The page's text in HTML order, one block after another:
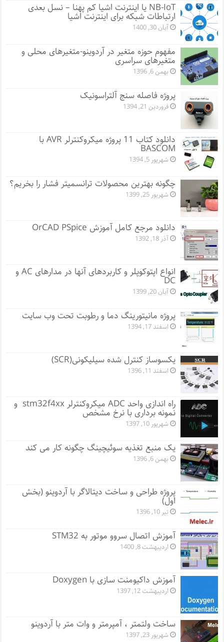
NB-IoT یا اینترنت اشیا کم پهنا – نسل بعدی
ارتباطات شبکه برای اینترنت اشیا
آبان 30, 1400
مفهوم حوزه متغیر در آردوینو-متغیرهای محلی و
متغیرهای سراسری
بهمن 6, 1396
پروژه فاصله سنج آلتراسونیک
فروردین 21, 1394
دانلود کتاب 11 پروژه میکروکنترلر AVR با
BASCOM
شهریور 5, 1394
چگونه بهترین محصولات ترانسمیتر فشار را بخریم؟
شهریور 25, 1399
دانلود مرجع کامل آموزش OrCAD PSpice
آذر 18, 1392
انواع اپتوکوپلر و کاربردهای آنها در مدارهای AC و
DC
آبان 20, 1399
پروژه مانيتورينگ دما و رطوبت تحت وب سایت
اسفند 17, 1394
یکسوساز کنترل شده سیلیکونی(SCR)
اسفند 11, 1396
راه اندازی واحد ADC میکروکنترلر stm32f4xx و
نمونه برداری با نرخ مشخص
شهریور 10, 1397
یک منبع تغذیه سوئیچینگ چگونه کار می کند
بهمن 6, 1396
پروژه طراحی و ساخت دیتالاگر با آردوینو (بخش
اول)
تیر 10, 1396
آموزش اتصال سروو موتور به STM32
اردیبهشت 8, 1400
آموزش داکیومنت سازی با Doxygen
اردیبهشت 12, 1397
ساخت ولتمتر ، آمپرمتر و وات متر با آردوینو
شهریور 23, 1397